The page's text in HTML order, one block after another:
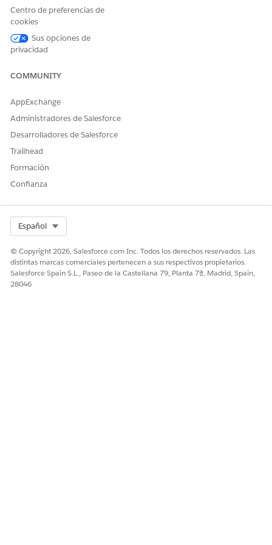
¿RESOLVIÓ ESTE ARTÍCULO SU PROBLEMA?
Centro de preferencias de
cookies
Sus opciones de
privacidad
COMMUNITY
AppExchange
Administradores de Salesforce
Desarrolladores de Salesforce
Trailhead
Formación
Confianza
Español
© Copyright 2026, Salesforce.com Inc. Todos los derechos reservados. Las
distintas marcas comerciales pertenecen a sus respectivos propietarios.
Salesforce Spain S.L., Paseo de la Castellana 79, Planta 7ª, Madrid, Spain,
28046